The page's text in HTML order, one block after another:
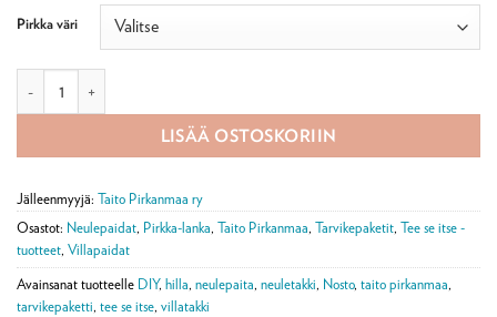
Pirkka väri
LISÄÄ OSTOSKORIIN
Jälleenmyyjä: Taito Pirkanmaa ry
Osastot: Neulepaidat, Pirkka-lanka, Taito Pirkanmaa, Tarvikepaketit, Tee se itse -
tuotteet, Villapaidat
Avainsanat tuotteelle DIY, hilla, neulepaita, neuletakki, Nosto, taito pirkanmaa,
tarvikepaketti, tee se itse, villatakki